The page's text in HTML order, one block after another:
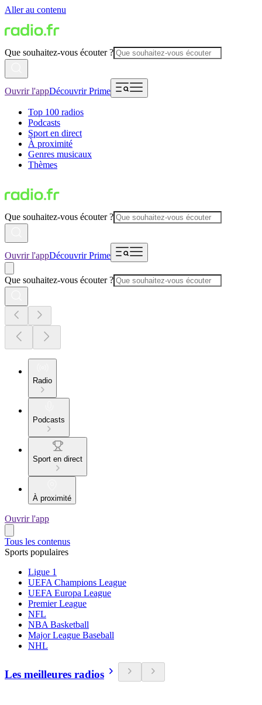
Aller au contenu
Que souhaitez-vous écouter ?
Ouvrir l'appDécouvrir Prime
Top 100 radios
Podcasts
Sport en direct
À proximité
Genres musicaux
Thèmes
Que souhaitez-vous écouter ?
Ouvrir l'appDécouvrir Prime
Que souhaitez-vous écouter ?
Radio
Podcasts
Sport en direct
À proximité
Ouvrir l'app
Tous les contenus
Sports populaires
Ligue 1
UEFA Champions League
UEFA Europa League
Premier League
NFL
NBA Basketball
Major League Baseball
NHL
Les meilleures radios